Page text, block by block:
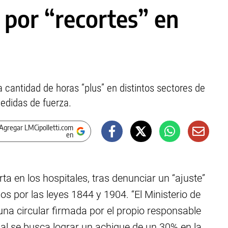
“recortes” en
de horas “plus” en distintos sectores de
de fuerza.
LMCipolletti.com
en
en los hospitales, tras denunciar un “ajuste”
por las leyes 1844 y 1904. “El Ministerio de
circular firmada por el propio responsable